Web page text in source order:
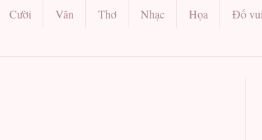
Cười Văn Thơ Nhạc Họa Đố vui